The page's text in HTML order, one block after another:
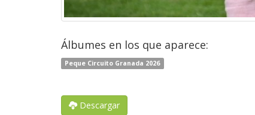
Álbumes en los que aparece:
Peque Circuito Granada 2026
Descargar